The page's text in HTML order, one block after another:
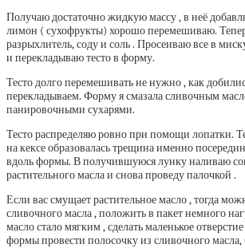
Получаю достаточно жидкую массу , в неё
лимон ( сухофрукты) хорошо перемешиваю.
разрыхлитель, соду и соль . Просеиваю все в
и перекладываю тесто в форму.
Тесто долго перемешивать не нужно , как
перекладываем. Форму я смазала сливочным
панировочными сухарями.
Тесто распределяю ровно при помощи лопатки.
на кексе образовалась трещина именно
вдоль формы. В получившуюся лунку наливаю
растительного масла и снова проведу палочкой .
Если вас смущает растительное масло , тогда
сливочного масла , положить в пакет немного
масло стало мягким , сделать маленькое
формы провести полосочку из сливочного масла,